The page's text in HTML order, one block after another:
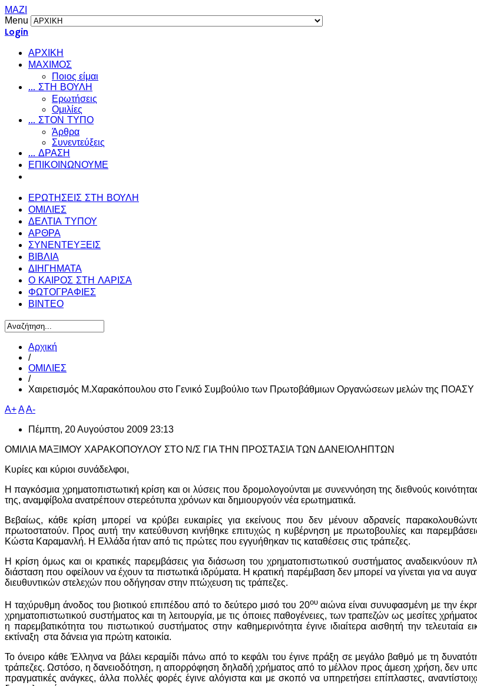
ΜΑΖΙ
Menu
Login
ΑΡΧΙΚΗ
ΜΑΧΙΜΟΣ
Ποιος είμαι
... ΣΤΗ ΒΟΥΛΗ
Ερωτήσεις
Ομιλίες
... ΣΤΟΝ ΤΥΠΟ
Άρθρα
Συνεντεύξεις
... ΔΡΑΣΗ
ΕΠΙΚΟΙΝΩΝΟΥΜΕ
ΕΡΩΤΗΣΕΙΣ ΣΤΗ ΒΟΥΛΗ
ΟΜΙΛΙΕΣ
ΔΕΛΤΙΑ ΤΥΠΟΥ
ΑΡΘΡΑ
ΣΥΝΕΝΤΕΥΞΕΙΣ
ΒΙΒΛΙΑ
ΔΙΗΓΗΜΑΤΑ
Ο ΚΑΙΡΟΣ ΣΤΗ ΛΑΡΙΣΑ
ΦΩΤΟΓΡΑΦΙΕΣ
ΒΙΝΤΕΟ
Αρχική
/
ΟΜΙΛΙΕΣ
/
Χαιρετισμός Μ.Χαρακόπουλου στο Γενικό Συμβούλιο των Πρωτοβάθμιων Οργανώσεων μελών της ΠΟΑΣΥ
A+AA-
Πέμπτη, 20 Αυγούστου 2009 23:13
ΟΜΙΛΙΑ ΜΑΞΙΜΟΥ ΧΑΡΑΚΟΠΟΥΛΟΥ ΣΤΟ Ν/Σ ΓΙΑ ΤΗΝ ΠΡΟΣΤΑΣΙΑ ΤΩΝ ΔΑΝΕΙΟΛΗΠΤΩΝ
Κυρίες και κύριοι συνάδελφοι,
Η παγκόσμια χρηματοπιστωτική κρίση και οι λύσεις που δρομολογούνται με συνεννόηση της διεθνούς
της, αναμφίβολα ανατρέπουν στερεότυπα χρόνων και δημιουργούν νέα ερωτηματικά.
Βεβαίως, κάθε κρίση μπορεί να κρύβει ευκαιρίες για εκείνους που δεν μένουν αδρανείς
πρωτοστατούν. Προς αυτή την κατεύθυνση κινήθηκε επιτυχώς η κυβέρνηση με πρωτοβουλίες και
Κώστα Καραμανλή. Η Ελλάδα ήταν από τις πρώτες που εγγυήθηκαν τις καταθέσεις στις τράπεζες.
Η κρίση όμως και οι κρατικές παρεμβάσεις για διάσωση του χρηματοπιστωτικού συστήματος αναδεικνύουν
διάσταση που οφείλουν να έχουν τα πιστωτικά ιδρύματα. Η κρατική παρέμβαση δεν μπορεί να γίνεται για να
διευθυντικών στελεχών που οδήγησαν στην πτώχευση τις τράπεζες.
Η ταχύρυθμη άνοδος του βιοτικού επιπέδου από το δεύτερο μισό του 20ουαιώνα είναι συνυφασμένη με την
χρηματοπιστωτικού συστήματος και τη λειτουργία, με τις όποιες παθογένειες, των τραπεζών ως μεσίτες
η παρεμβατικότητα του πιστωτικού συστήματος στην καθημερινότητα έγινε ιδιαίτερα αισθητή την τελευταία
εκτίναξη στα δάνεια για πρώτη κατοικία.
Το όνειρο κάθε Έλληνα να βάλει κεραμίδι πάνω από το κεφάλι του έγινε πράξη σε μεγάλο βαθμό με τη
τράπεζες. Ωστόσο, η δανειοδότηση, η απορρόφηση δηλαδή χρήματος από το μέλλον προς άμεση χρήση, δεν
πραγματικές ανάγκες, άλλα πολλές φορές έγινε αλόγιστα και με σκοπό να υπηρετήσει επίπλαστες,